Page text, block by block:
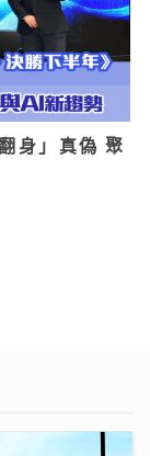
身」真偽 聚